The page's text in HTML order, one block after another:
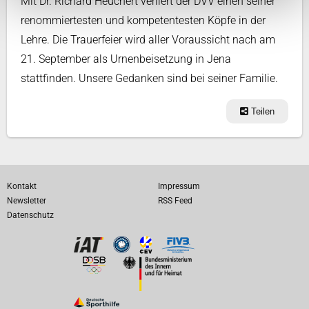
renommiertesten und kompetentesten Köpfe in der
Lehre. Die Trauerfeier wird aller Voraussicht nach am
21. September als Urnenbeisetzung in Jena
stattfinden. Unsere Gedanken sind bei seiner Familie.
Teilen
Kontakt
Impressum
Newsletter
RSS Feed
Datenschutz